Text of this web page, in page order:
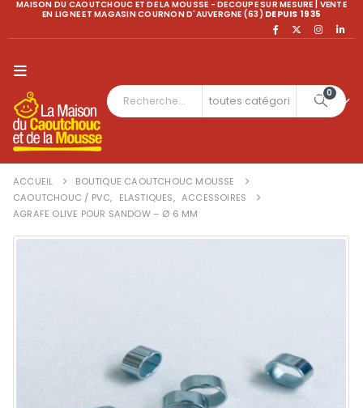
MAISON DU CAOUTCHOUC ET DE LA MOUSSE - DECOUPE SUR MESURE | VENTE
EN LIGNE ET MAGASIN COURNON D'AUVERGNE (63) DEPUIS 1935
0
ACCUEIL
BOUTIQUE CAOUTCHOUC MOUSSE
CAOUTCHOUC / PVC, ELASTIQUES, ACCESSOIRES
AGRAFE OLIVE POUR SANDOW – Ø 6 MM